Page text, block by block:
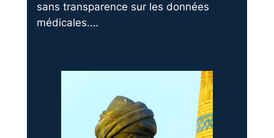
sans transparence sur les données
médicales.…